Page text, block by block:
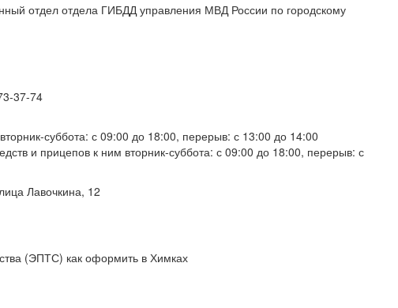
отдел отдела ГИБДД управления МВД России по городскому
37-74
суббота: с 09:00 до 18:00, перерыв: с 13:00 до 14:00
и прицепов к ним вторник-суббота: с 09:00 до 18:00, перерыв: с
Лавочкина, 12
(ЭПТС) как оформить в Химках